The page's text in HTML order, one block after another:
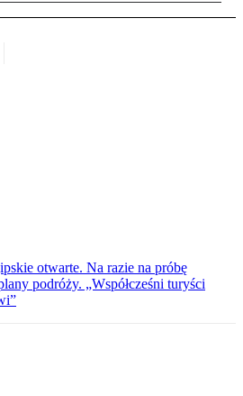
otwarte. Na razie na próbę
podróży. „Współcześni turyści